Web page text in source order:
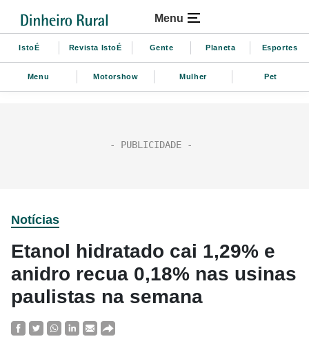
Menu
IstoÉ Revista IstoÉ Gente Planeta Esportes
Menu Motorshow Mulher Pet
Notícias
Etanol hidratado cai 1,29% e
anidro recua 0,18% nas usinas
paulistas na semana